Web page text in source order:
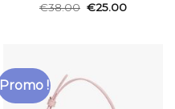
€38.00 €25.00
Promo !